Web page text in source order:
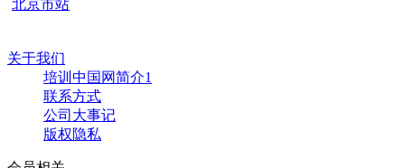
北京市站
关于我们
培训中国网简介1
联系方式
公司大事记
版权隐私